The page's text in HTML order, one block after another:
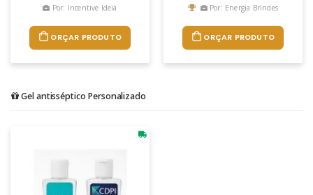
Por: Incentive Ideia
ORÇAR PRODUTO
Por: Energia Brindes
ORÇAR PRODUTO
Gel antisséptico Personalizado